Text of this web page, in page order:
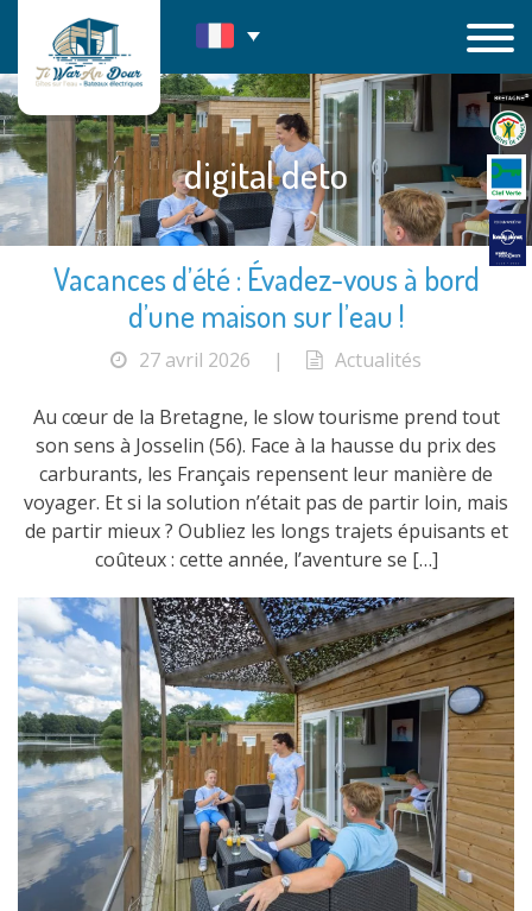
contenu
digital deto
Vacances d’été : Évadez-vous à bord
d’une maison sur l’eau !
27 avril 2026 | Actualités
Au cœur de la Bretagne, le slow tourisme prend tout
son sens à Josselin (56). Face à la hausse du prix des
carburants, les Français repensent leur manière de
voyager. Et si la solution n’était pas de partir loin, mais
de partir mieux ? Oubliez les longs trajets épuisants et
coûteux : cette année, l’aventure se […]